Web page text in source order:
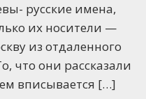
русские имена,
их носители —
из отдаленного
что они рассказали
вписывается […]